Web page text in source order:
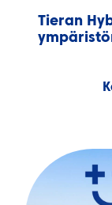
Tieran